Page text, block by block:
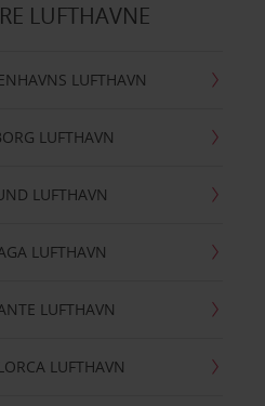
LUFTHAVNE
LUFTHAVN
LUFTHAVN
LUFTHAVN
LUFTHAVN
LUFTHAVN
LUFTHAVN